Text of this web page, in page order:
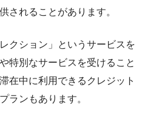
されることがあります。
クション」というサービスを
特別なサービスを受けること
在中に利用できるクレジット
ランもあります。